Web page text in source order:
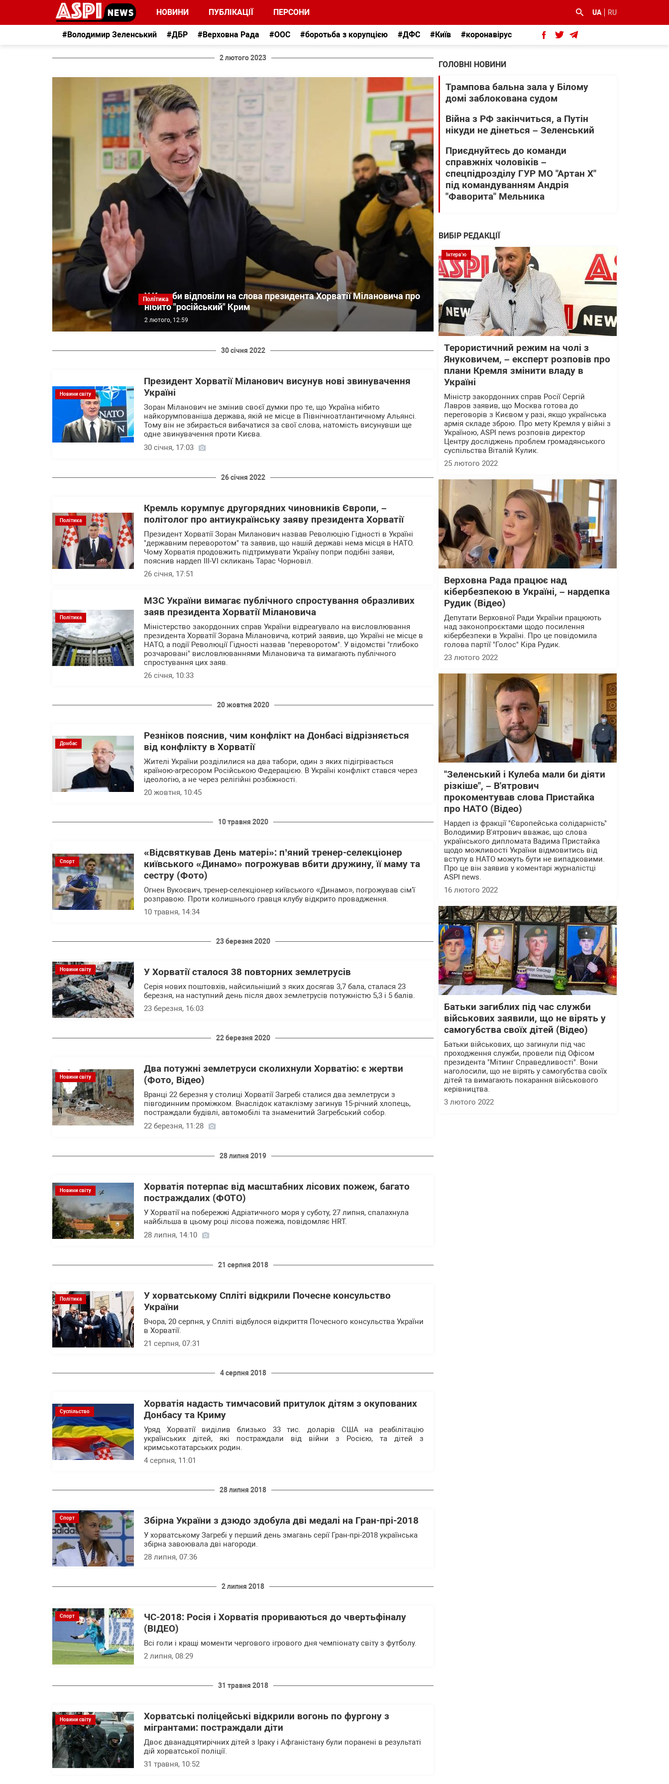
НОВИНИ ПУБЛІКАЦІЇ ПЕРСОНИ UA RU
#Володимир Зеленський #ДБР #Верховна Рада #ООС #боротьба з корупцією #ДФС #Київ #коронавірус
2 лютого 2023
Політика
У Кулеби відповіли на слова президента Хорватії Мілановича про
нібито "російський" Крим
2 лютого, 12:59
30 січня 2022
Новини світу
Президент Хорватії Міланович висунув нові звинувачення
Україні
Зоран Міланович не змінив своєї думки про те, що Україна нібито
найкорумпованіша держава, якій не місце в Північноатлантичному Альянсі.
Тому він не збирається вибачатися за свої слова, натомість висунувши ще
одне звинувачення проти Києва.
30 січня, 17:03
26 січня 2022
Політика
Кремль корумпує другорядних чиновників Європи, –
політолог про антиукраїнську заяву президента Хорватії
Президент Хорватії Зоран Миланович назвав Революцію Гідності в Україні
"державним переворотом" та заявив, що нашій державі нема місця в НАТО.
Чому Хорватія продовжить підтримувати Україну попри подібні заяви,
пояснив нардеп III-VI скликань Тарас Чорновіл.
26 січня, 17:51
Політика
МЗС України вимагає публічного спростування образливих
заяв президента Хорватії Мілановича
Міністерство закордонних справ України відреагувало на висловлювання
президента Хорватії Зорана Мілановича, котрий заявив, що Україні не місце в
НАТО, а події Революції Гідності назвав "переворотом". У відомстві "глибоко
розчаровані" висловлюваннями Мілановича та вимагають публічного
спростування цих заяв.
26 січня, 10:33
20 жовтня 2020
Донбас
Резніков пояснив, чим конфлікт на Донбасі відрізняється
від конфлікту в Хорватії
Жителі України розділилися на два табори, один з яких підігрівається
країною-агресором Російською Федерацією. В Україні конфлікт стався через
ідеологію, а не через релігійні розбіжності.
20 жовтня, 10:45
10 травня 2020
Спорт
«Відсвяткував День матері»: п’яний тренер-селекціонер
київського «Динамо» погрожував вбити дружину, її маму та
сестру (Фото)
Огнен Вукоєвич, тренер-селекціонер київського «Динамо», погрожував сім’ї
розправою. Проти колишнього гравця клубу відкрито провадження.
10 травня, 14:34
23 березня 2020
Новини світу У Хорватії сталося 38 повторних землетрусів
Серія нових поштовхів, найсильніший з яких досягав 3,7 бала, сталася 23
березня, на наступний день після двох землетрусів потужністю 5,3 і 5 балів.
23 березня, 16:03
22 березня 2020
Новини світу
Два потужні землетруси сколихнули Хорватію: є жертви
(Фото, Відео)
Вранці 22 березня у столиці Хорватії Загребі сталися два землетруси з
півгодинним проміжком. Внаслідок катаклізму загинув 15-річний хлопець,
постраждали будівлі, автомобілі та знаменитий Загребський собор.
22 березня, 11:28
28 липня 2019
Новини світу
Хорватія потерпає від масштабних лісових пожеж, багато
постраждалих (ФОТО)
У Хорватії на побережжі Адріатичного моря у суботу, 27 липня, спалахнула
найбільша в цьому році лісова пожежа, повідомляє HRT.
28 липня, 14:10
21 серпня 2018
Політика
У хорватському Спліті відкрили Почесне консульство
України
Вчора, 20 серпня, у Спліті відбулося відкриття Почесного консульства України
в Хорватії.
21 серпня, 07:31
4 серпня 2018
Суспільство
Хорватія надасть тимчасовий притулок дітям з окупованих
Донбасу та Криму
Уряд Хорватії виділив близько 33 тис. доларів США на реабілітацію
українських дітей, які постраждали від війни з Росією, та дітей з
кримськотатарських родин.
4 серпня, 11:01
28 липня 2018
Спорт Збірна України з дзюдо здобула дві медалі на Гран-прі-2018
У хорватському Загребі у перший день змагань серії Гран-прі-2018 українська
збірна завоювала дві нагороди.
28 липня, 07:36
2 липня 2018
Спорт
ЧС-2018: Росія і Хорватія прориваються до чвертьфіналу
(ВІДЕО)
Всі голи і кращі моменти чергового ігрового дня чемпіонату світу з футболу.
2 липня, 08:29
31 травня 2018
Новини світу
Хорватські поліцейські відкрили вогонь по фургону з
мігрантами: постраждали діти
Двоє дванадцятирічних дітей з Іраку і Афганістану були поранені в результаті
дій хорватської поліції.
31 травня, 10:52
ГОЛОВНІ НОВИНИ
Трампова бальна зала у Білому
домі заблокована судом
Війна з РФ закінчиться, а Путін
нікуди не дінеться – Зеленський
Приєднуйтесь до команди
справжніх чоловіків –
спецпідрозділу ГУР МО "Артан Х"
під командуванням Андрія
"Фаворита" Мельника
ВИБІР РЕДАКЦІЇ
Інтерв'ю
Терористичний режим на чолі з
Януковичем, – експерт розповів про
плани Кремля змінити владу в
Україні
Міністр закордонних справ Росії Сергій
Лавров заявив, що Москва готова до
переговорів з Києвом у разі, якщо українська
армія складе зброю. Про мету Кремля у війні з
Україною, ASPI news розповів директор
Центру досліджень проблем громадянського
суспільства Віталій Кулик.
25 лютого 2022
Верховна Рада працює над
кібербезпекою в Україні, – нардепка
Рудик (Відео)
Депутати Верховної Ради України працюють
над законопроєктами щодо посилення
кібербезпеки в Україні. Про це повідомила
голова партії "Голос" Кіра Рудик.
23 лютого 2022
"Зеленський і Кулеба мали би діяти
різкіше", – В'ятрович
прокоментував слова Пристайка
про НАТО (Відео)
Нардеп із фракції "Європейська солідарність"
Володимир В'ятрович вважає, що слова
українського дипломата Вадима Пристайка
щодо можливості України відмовитись від
вступу в НАТО можуть бути не випадковими.
Про це він заявив у коментарі журналістці
ASPI news.
16 лютого 2022
Батьки загиблих під час служби
військових заявили, що не вірять у
самогубства своїх дітей (Відео)
Батьки військових, що загинули під час
проходження служби, провели під Офісом
президента "Мітинг Справедливості". Вони
наголосили, що не вірять у самогубства своїх
дітей та вимагають покарання військового
керівництва.
3 лютого 2022